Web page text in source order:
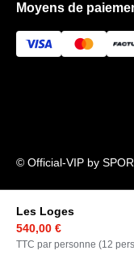
FAQ
Moyens de
© Official-VIP by
Les Loges
540,00 €
TTC par personne (12